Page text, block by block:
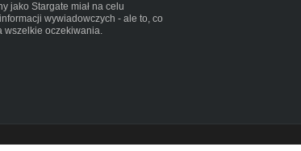
jako Stargate miał na celu
wywiadowczych - ale to, co
wszelkie oczekiwania.